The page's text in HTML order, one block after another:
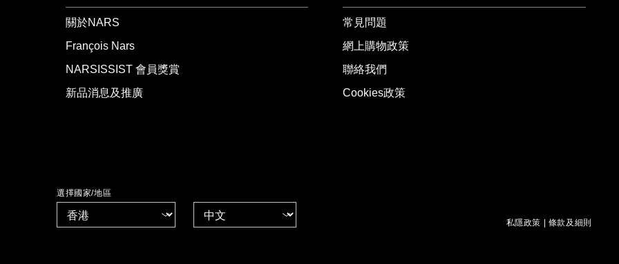
關於NARS
François Nars
NARSISSIST 會員獎賞
新品消息及推廣
常見問題
網上購物政策
聯絡我們
Cookies政策
選擇國家/地區
私隱政策 條款及細則